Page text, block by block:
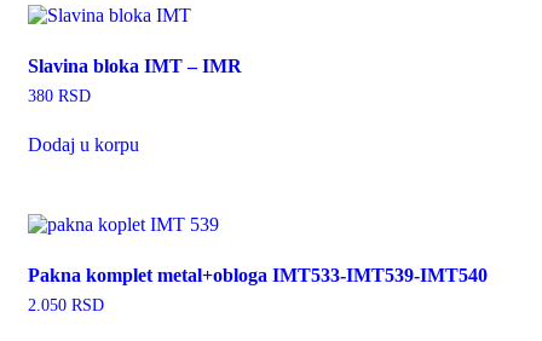
Slavina bloka IMT – IMR
380 RSD
Dodaj u korpu
Pakna komplet metal+obloga IMT533-IMT539-IMT540
2.050 RSD